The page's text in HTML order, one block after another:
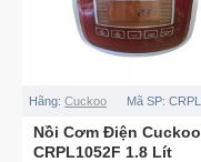
Hãng: Cuckoo Mã SP:
Nồi Cơm Điện Cuckoo
CRPL1052F 1.8 Lít